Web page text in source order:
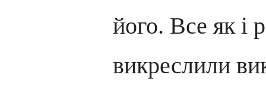
його. Все як і
викреслили